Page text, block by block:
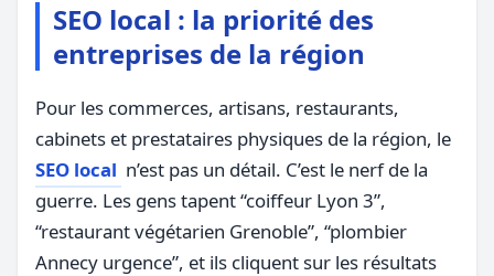
SEO local : la priorité des
entreprises de la région
Pour les commerces, artisans, restaurants,
cabinets et prestataires physiques de la région, le
SEO local n’est pas un détail. C’est le nerf de la
guerre. Les gens tapent “coiffeur Lyon 3”,
“restaurant végétarien Grenoble”, “plombier
Annecy urgence”, et ils cliquent sur les résultats